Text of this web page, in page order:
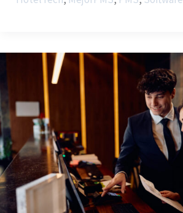
Completa
Software
Hotelero